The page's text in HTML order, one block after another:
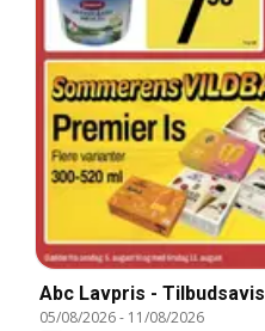
Abc Lavpris - Tilbudsavis
05/08/2026- 11/08/2026